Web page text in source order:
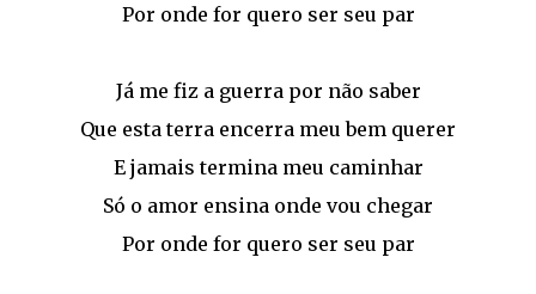
Por onde for quero ser seu par
Já me fiz a guerra por não saber
Que esta terra encerra meu bem querer
E jamais termina meu caminhar
Só o amor ensina onde vou chegar
Por onde for quero ser seu par